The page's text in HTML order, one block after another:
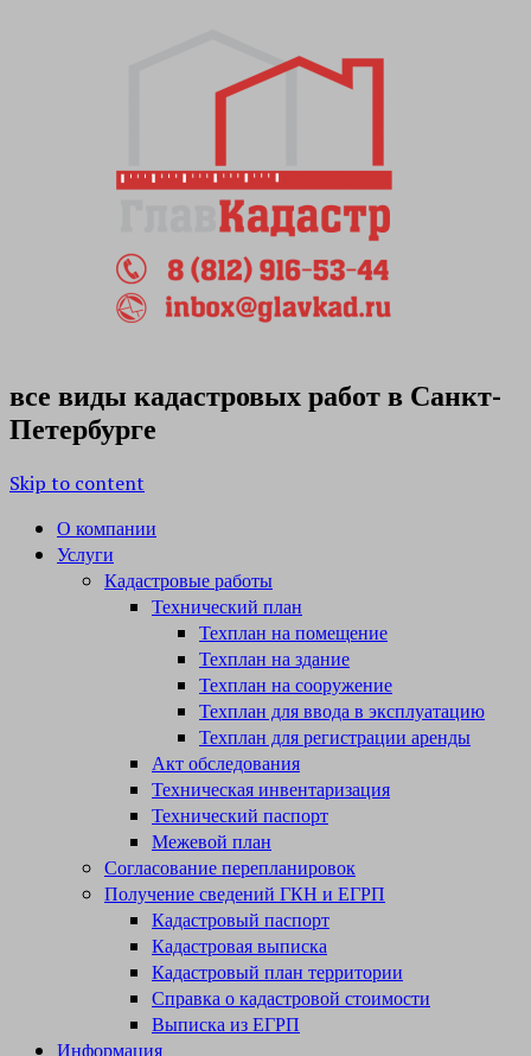
все виды кадастровых работ в Санкт-
Петербурге
Skip to content
О компании
Услуги
Кадастровые работы
Технический план
Техплан на помещение
Техплан на здание
Техплан на сооружение
Техплан для ввода в эксплуатацию
Техплан для регистрации аренды
Акт обследования
Техническая инвентаризация
Технический паспорт
Межевой план
Согласование перепланировок
Получение сведений ГКН и ЕГРП
Кадастровый паспорт
Кадастровая выписка
Кадастровый план территории
Справка о кадастровой стоимости
Выписка из ЕГРП
Информация